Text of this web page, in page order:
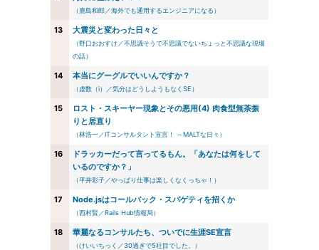
（鹿島和郎／海外でも通用するエンジニアになる）
13 大震災と変わった日々と
（野口おおすけ／不思議そうで不思議でないちょっと不思議な現場
の話）
14 本当にグーグルでいいんですか？
（虚数（i）／気分はどうしようもなくSE）
15
ロスト・スキーヤー現象とその悪用(4) 肉食型無茶振
りと居直り
（林浩一／ITコンサルタント宣言！ ～MALTな日々）
16
ドラッカーだって言ってるもん。「あなたは何をして
いるのですか？」
（平井彩子／やっぱり仕事は楽しくなくっちゃ！）
17 Node.jsはコールバック・スパゲティを招くか
（西村賢／Rails Hub情報局）
18 華麗なるコンサルたち、ついでに生涯SE宣言
（けいいちっく／30過ぎで5社目でした。）